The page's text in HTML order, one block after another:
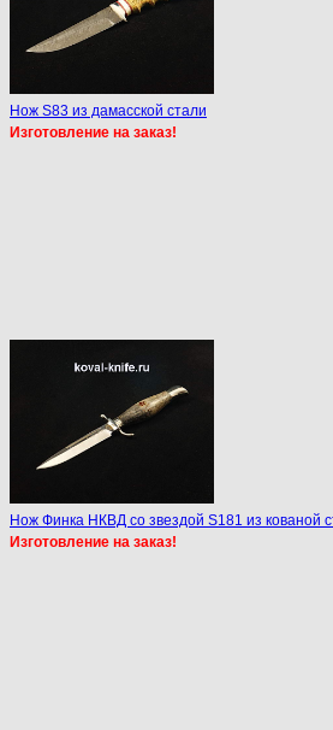
Нож S83 из дамасской стали
Изготовление на заказ!
Нож Финка НКВД со звездой S181 из кованой
Изготовление на заказ!